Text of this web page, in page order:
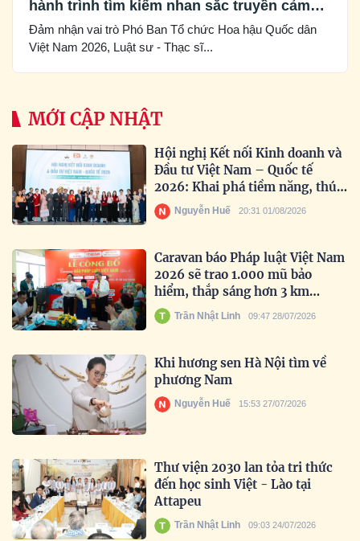
hành trình tìm kiếm nhan sắc truyền cảm
hứng
Đảm nhận vai trò Phó Ban Tổ chức Hoa hậu Quốc dân
Việt Nam 2026, Luật sư - Thạc sĩ...
MỚI CẬP NHẬT
Hội nghị Kết nối Kinh doanh và
Đầu tư Việt Nam – Quốc tế
2026: Khai phá tiềm năng, thúc
đẩy hợp tác toàn cầu
Nguyễn Huế 20:31 01/08/2026
Caravan báo Pháp luật Việt Nam
2026 sẽ trao 1.000 mũ bảo
hiểm, thắp sáng hơn 3 km
đường biên
Trần Nhật Linh 09:47 28/07/2026
Khi hương sen Hà Nội tìm về
phương Nam
Nguyễn Huế 15:53 27/07/2026
Thư viện 2030 lan tỏa tri thức
đến học sinh Việt - Lào tại
Attapeu
Trần Nhật Linh 09:03 24/07/2026